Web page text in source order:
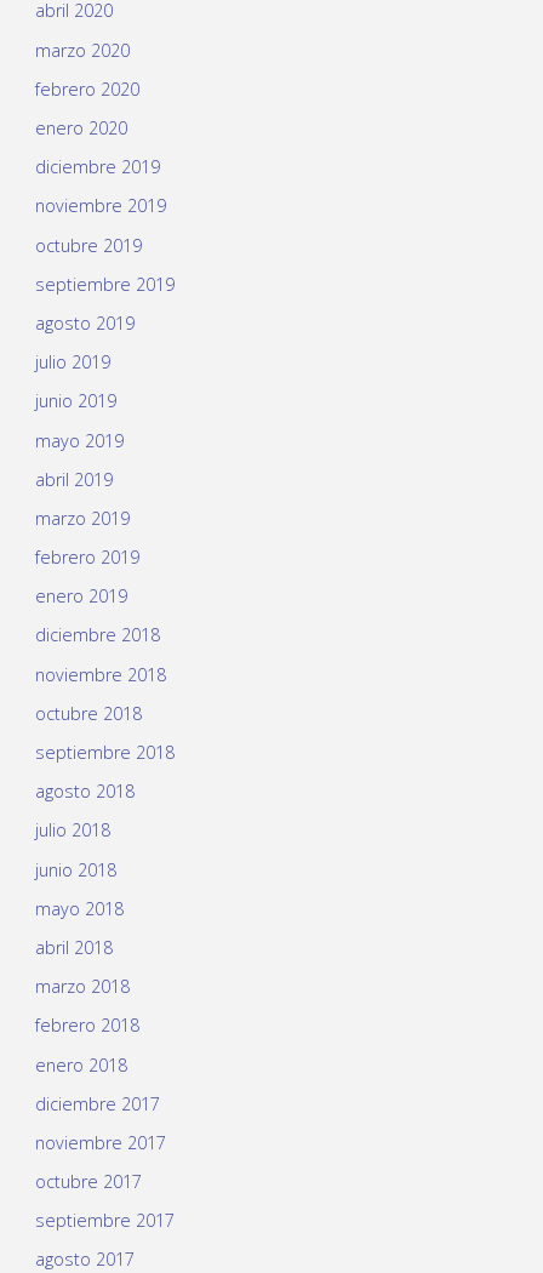
abril 2020
marzo 2020
febrero 2020
enero 2020
diciembre 2019
noviembre 2019
octubre 2019
septiembre 2019
agosto 2019
julio 2019
junio 2019
mayo 2019
abril 2019
marzo 2019
febrero 2019
enero 2019
diciembre 2018
noviembre 2018
octubre 2018
septiembre 2018
agosto 2018
julio 2018
junio 2018
mayo 2018
abril 2018
marzo 2018
febrero 2018
enero 2018
diciembre 2017
noviembre 2017
octubre 2017
septiembre 2017
agosto 2017